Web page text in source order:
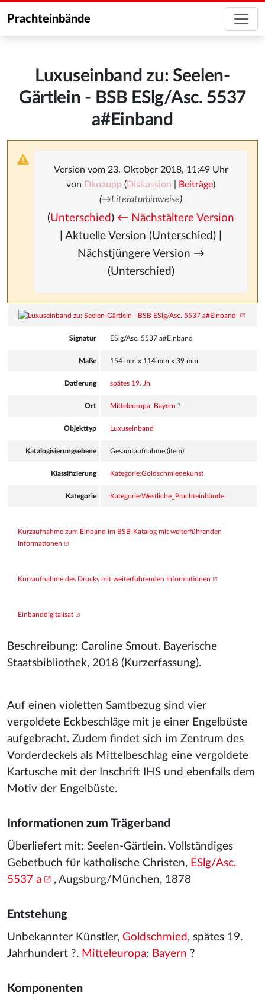
Prachteinbände
Luxuseinband zu: Seelen-
Gärtlein - BSB ESlg/Asc. 5537
a#Einband
Version vom 23. Oktober 2018, 11:49 Uhr
von Dknaupp (Diskussion Beiträge)
(→Literaturhinweise)
(Unterschied ) ← Nächstältere Version
| Aktuelle Version (Unterschied) |
Nächstjüngere Version →
(Unterschied)
Signatur ESlg/Asc. 5537 a#Einband
Maße 154 mm x 114 mm x 39 mm
Datierung spätes 19. Jh.
Ort Mitteleuropa: Bayern ?
Objekttyp Luxuseinband
Katalogisierungsebene Gesamtaufnahme (item)
Klassifizierung Kategorie:Goldschmiedekunst
Kategorie Kategorie:Westliche_Prachteinbände
Kurzaufnahme zum Einband im BSB-Katalog mit weiterführenden
Informationen
Kurzaufnahme des Drucks mit weiterführenden Informationen
Einbanddigitalisat
Beschreibung: Caroline Smout. Bayerische
Staatsbibliothek, 2018 (Kurzerfassung).
Auf einen violetten Samtbezug sind vier
vergoldete Eckbeschläge mit je einer Engelbüste
aufgebracht. Zudem findet sich im Zentrum des
Vorderdeckels als Mittelbeschlag eine vergoldete
Kartusche mit der Inschrift IHS und ebenfalls dem
Motiv der Engelbüste.
Informationen zum Trägerband
Überliefert mit: Seelen-Gärtlein. Vollständiges
Gebetbuch für katholische Christen, ESlg/Asc.
5537 a
, Augsburg/München, 1878
Entstehung
Unbekannter Künstler, Goldschmied , spätes 19.
Jahrhundert ?. Mitteleuropa: Bayern ?
Komponenten